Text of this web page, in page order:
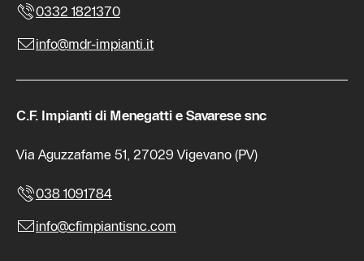
0332 1821370
info@mdr-impianti.it
C.F. Impianti di Menegatti e Savarese snc
Via Aguzzafame 51, 27029 Vigevano (PV)
038 1091784
info@cfimpiantisnc.com